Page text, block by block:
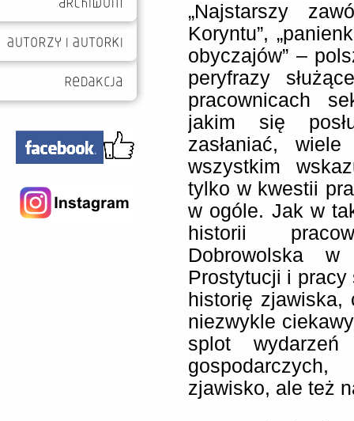
„Najstarszy
Koryntu”,
obyczajów” –
peryfrazy
pracownicach
jakim się
zasłaniać, wiele
wszystkim
tylko w kwestii
w ogóle. Jak w
historii
Dobrowolska w
Prostytucji i pracy
historię
niezwykle
splot wydarzeń
gospodarczych,
zjawisko, ale też